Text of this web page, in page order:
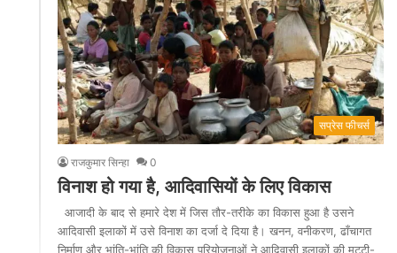
सप्रेस फीचर्स
राजकुमार सिन्हा 0
विनाश हो गया है, आदिवासियों के लिए विकास
आजादी के बाद से हमारे देश में जिस तौर-तरीके का विकास हुआ है उसने
आदिवासी इलाकों में उसे विनाश का दर्जा दे दिया है। खनन, वनीकरण, ढाँचागत
निर्माण और भांति-भांति की विकास परियोजनाओं ने आदिवासी इलाकों की मट्टी-